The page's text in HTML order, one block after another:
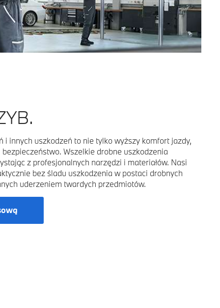
i innych uszkodzeń to nie tylko wyższy komfort jazdy,
Wszelkie drobne uszkodzenia
z profesjonalnych narzędzi i materiałów. Nasi
bez śladu uszkodzenia w postaci drobnych
uderzeniem twardych przedmiotów.